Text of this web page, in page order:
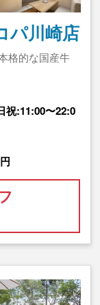
パ川崎店
格的な国産牛
祝:11:00〜22:0